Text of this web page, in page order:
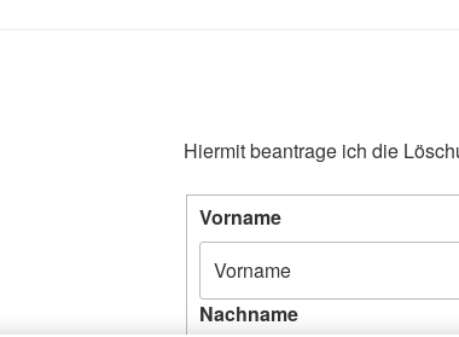
Hiermit beantrage ich die
Vorname
Nachname